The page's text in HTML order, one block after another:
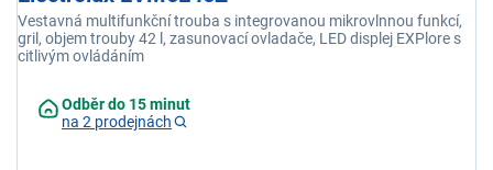
Vestavná multifunkční trouba s integrovanou mikrovlnnou funkcí,
gril, objem trouby 42 l, zasunovací ovladače, LED displej EXPlore s
citlivým ovládáním
Odběr do 15 minut
na 2 prodejnách